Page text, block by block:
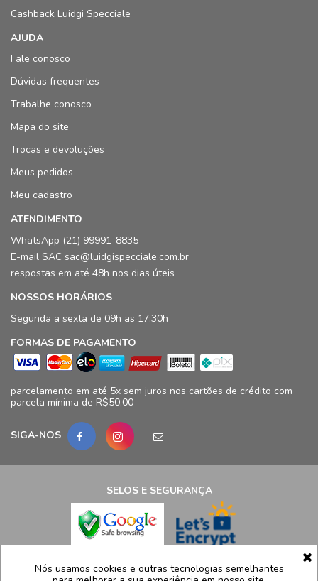
Cashback Luidgi Specciale
AJUDA
Fale conosco
Dúvidas frequentes
Trabalhe conosco
Mapa do site
Trocas e devoluções
Meus pedidos
Meu cadastro
ATENDIMENTO
WhatsApp (21) 99991-8835
E-mail SAC sac@luidgispecciale.com.br
respostas em até 48h nos dias úteis
NOSSOS HORÁRIOS
Segunda a sexta de 09h as 17:30h
FORMAS DE PAGAMENTO
parcelamento em até 5x sem juros nos cartões de crédito com
parcela mínima de R$50,00
SIGA-NOS
SELOS E SEGURANÇA
LCB Confecções Eireli | CNPJ: 19.316.833/0009-41
Nós usamos cookies e outras tecnologias semelhantes